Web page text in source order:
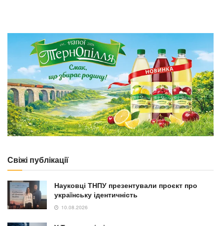
Свіжі публікації
Науковці ТНПУ презентували проєкт про
українську ідентичність
10.08.2026